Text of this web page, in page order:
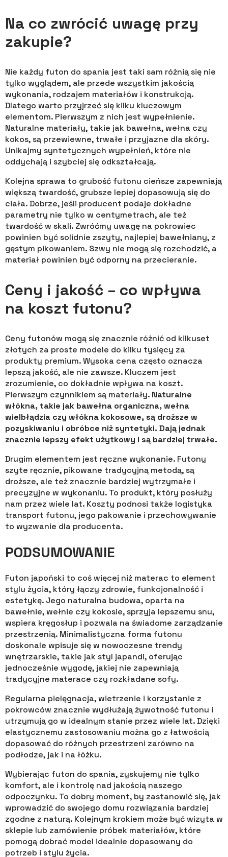
Na co zwrócić uwagę przy
zakupie?
Nie każdy futon do spania jest taki sam różnią się nie
tylko wyglądem, ale przede wszystkim jakością
wykonania, rodzajem materiałów i konstrukcją.
Dlatego warto przyjrzeć się kilku kluczowym
elementom. Pierwszym z nich jest wypełnienie.
Naturalne materiały, takie jak bawełna, wełna czy
kokos, są przewiewne, trwałe i przyjazne dla skóry.
Unikajmy syntetycznych wypełnień, które nie
oddychają i szybciej się odkształcają.
Kolejna sprawa to grubość futonu cieńsze zapewniają
większą twardość, grubsze lepiej dopasowują się do
ciała. Dobrze, jeśli producent podaje dokładne
parametry nie tylko w centymetrach, ale też
twardość w skali. Zwróćmy uwagę na pokrowiec
powinien być solidnie zszyty, najlepiej bawełniany, z
gęstym pikowaniem. Szwy nie mogą się rozchodzić, a
materiał powinien być odporny na przecieranie.
Ceny i jakość – co wpływa
na koszt futonu?
Ceny futonów mogą się znacznie różnić od kilkuset
złotych za proste modele do kilku tysięcy za
produkty premium. Wysoka cena często oznacza
lepszą jakość, ale nie zawsze. Kluczem jest
zrozumienie, co dokładnie wpływa na koszt.
Pierwszym czynnikiem są materiały. Naturalne
włókna, takie jak bawełna organiczna, wełna
wielbłądzia czy włókna kokosowe, są droższe w
pozyskiwaniu i obróbce niż syntetyki. Dają jednak
znacznie lepszy efekt użytkowy i są bardziej trwałe.
Drugim elementem jest ręczne wykonanie. Futony
szyte ręcznie, pikowane tradycyjną metodą, są
droższe, ale też znacznie bardziej wytrzymałe i
precyzyjne w wykonaniu. To produkt, który posłuży
nam przez wiele lat. Koszty podnosi także logistyka
transport futonu, jego pakowanie i przechowywanie
to wyzwanie dla producenta.
PODSUMOWANIE
Futon japoński to coś więcej niż materac to element
stylu życia, który łączy zdrowie, funkcjonalność i
estetykę. Jego naturalna budowa, oparta na
bawełnie, wełnie czy kokosie, sprzyja lepszemu snu,
wspiera kręgosłup i pozwala na świadome zarządzanie
przestrzenią. Minimalistyczna forma futonu
doskonale wpisuje się w nowoczesne trendy
wnętrzarskie, takie jak styl japandi, oferując
jednocześnie wygodę, jakiej nie zapewniają
tradycyjne materace czy rozkładane sofy.
Regularna pielęgnacja, wietrzenie i korzystanie z
pokrowców znacznie wydłużają żywotność futonu i
utrzymują go w idealnym stanie przez wiele lat. Dzięki
elastycznemu zastosowaniu można go z łatwością
dopasować do różnych przestrzeni zarówno na
podłodze, jak i na łóżku.
Wybierając futon do spania, zyskujemy nie tylko
komfort, ale i kontrolę nad jakością naszego
odpoczynku. To dobry moment, by zastanowić się, jak
wprowadzić do swojego domu rozwiązania bardziej
zgodne z naturą. Kolejnym krokiem może być wizyta w
sklepie lub zamówienie próbek materiałów, które
pomogą dobrać model idealnie dopasowany do
potrzeb i stylu życia.